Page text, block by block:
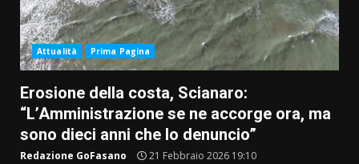
Attualità Prima Pagina
Erosione della costa, Scianaro:
“L’Amministrazione se ne accorge ora, ma
sono dieci anni che lo denuncio”
Redazione GoFasano 21 Febbraio 2026 19:10